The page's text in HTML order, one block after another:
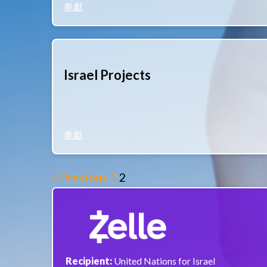
奉獻
Israel Projects
奉獻
« Previous 1 2
Recipient: United Nations for Israel